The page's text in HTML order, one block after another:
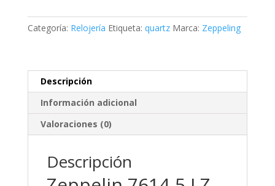
Categoría: Relojería Etiqueta: quartz Marca: Zeppeling
Descripción
Información adicional
Valoraciones (0)
Descripción